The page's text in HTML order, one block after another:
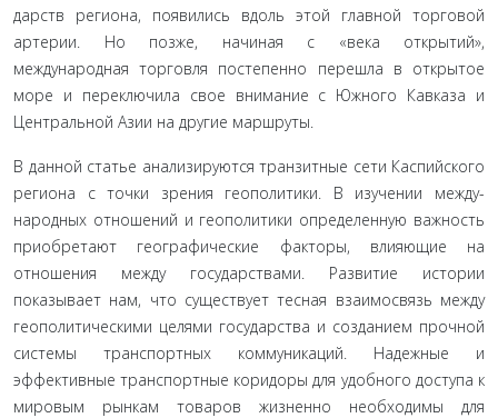
дарств региона, появились вдоль этой главной торговой
арте­рии. Но позже, начиная с «века открытий»,
международная торговля постепенно перешла в открытое
море и переключи­ла свое внимание с Южного Кавказа и
Центральной Азии на другие маршруты.
В данной статье анализируются транзитные сети Каспий­ского
региона с точки зрения геополитики. В изучении между­
народных отношений и геополитики определенную важность
приобретают географические факторы, влияющие на
отноше­ния между государствами. Развитие истории
показывает нам, что существует тесная взаимосвязь между
геополитическими целями государства и созданием прочной
системы транспорт­ных коммуникаций. Надежные и
эффективные транспортные коридоры для удобного доступа к
мировым рынкам товаров жизненно необходимы для